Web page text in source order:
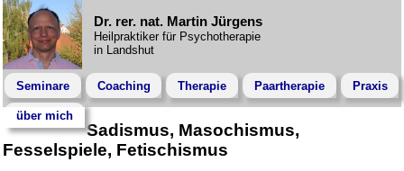
Dr. rer. nat. Martin Jürgens
Heilpraktiker für Psychotherapie
in Landshut
Seminare Coaching Therapie Paartherapie Praxis
über mich
Sadismus, Masochismus,
Fesselspiele, Fetischismus